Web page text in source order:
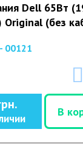
Dell 65Вт
Original (без
00121
В